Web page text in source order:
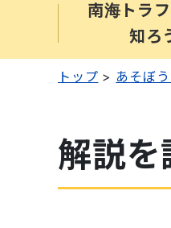
南海トラ
知ろ
トップ あそぼ
解説を